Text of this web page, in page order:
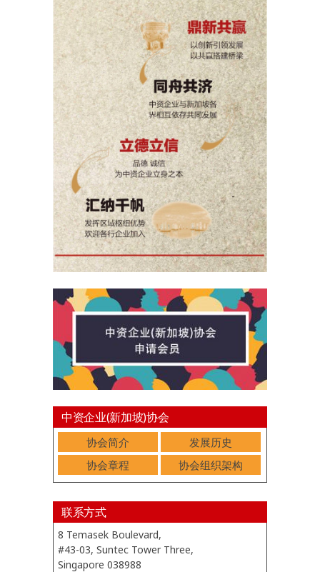
中资企业(新加坡)协会
协会简介
发展历史
协会章程
协会组织架构
联系方式
8 Temasek Boulevard,
#43-03, Suntec Tower Three,
Singapore 038988